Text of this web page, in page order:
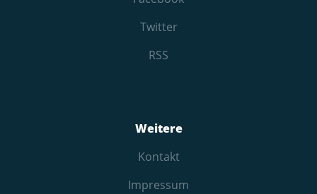
Twitter
RSS
Weitere
Kontakt
Impressum